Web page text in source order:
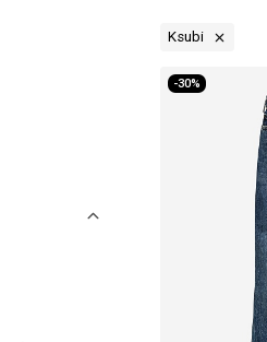
Ksubi
-30%